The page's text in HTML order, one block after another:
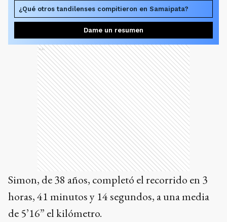
¿Qué otros tandilenses compitieron en Samaipata?
Dame un resumen
Ads
Simon, de 38 años, completó el recorrido en 3
horas, 41 minutos y 14 segundos, a una media
de 5’16” el kilómetro.